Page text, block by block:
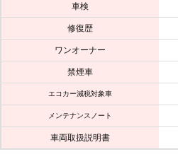
車検
修復歴
ワンオーナー
禁煙車
エコカー減税対象車
メンテナンスノート
車両取扱説明書